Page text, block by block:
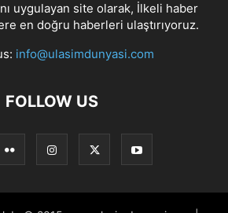
uygulayan site olarak, İlkeli haber
en doğru haberleri ulaştırıyoruz.
info@ulasimdunyasi.com
FOLLOW US